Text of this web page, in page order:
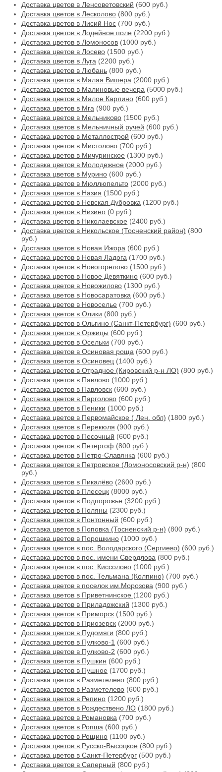
Доставка цветов в Ленсоветовский (600 руб.)
Доставка цветов в Лесколово (800 руб.)
Доставка цветов в Лисий Нос (700 руб.)
Доставка цветов в Лодейное поле (2200 руб.)
Доставка цветов в Ломоносов (1000 руб.)
Доставка цветов в Лосево (1500 руб.)
Доставка цветов в Луга (2200 руб.)
Доставка цветов в Любань (800 руб.)
Доставка цветов в Малая Вишера (2000 руб.)
Доставка цветов в Малиновые вечера (5000 руб.)
Доставка цветов в Малое Карлино (600 руб.)
Доставка цветов в Мга (900 руб.)
Доставка цветов в Мельниково (1500 руб.)
Доставка цветов в Мельничный ручей (600 руб.)
Доставка цветов в Металлострой (600 руб.)
Доставка цветов в Мистолово (700 руб.)
Доставка цветов в Мичуринское (1300 руб.)
Доставка цветов в Молодежное (2000 руб.)
Доставка цветов в Мурино (600 руб.)
Доставка цветов в Мюллюпельто (2000 руб.)
Доставка цветов в Назия (1500 руб.)
Доставка цветов в Невская Дубровка (1200 руб.)
Доставка цветов в Низино (0 руб.)
Доставка цветов в Николаевское (2400 руб.)
Доставка цветов в Никольское (Тосненский район) (800
руб.)
Доставка цветов в Новая Ижора (600 руб.)
Доставка цветов в Новая Ладога (1700 руб.)
Доставка цветов в Новогорелово (1500 руб.)
Доставка цветов в Новое Девяткино (600 руб.)
Доставка цветов в Новожилово (1300 руб.)
Доставка цветов в Новосаратовка (600 руб.)
Доставка цветов в Новоселье (700 руб.)
Доставка цветов в Олики (800 руб.)
Доставка цветов в Ольгино (Санкт-Петербург) (600 руб.)
Доставка цветов в Оржицы (600 руб.)
Доставка цветов в Осельки (700 руб.)
Доставка цветов в Осиновая роща (600 руб.)
Доставка цветов в Осиновец (1400 руб.)
Доставка цветов в Отрадное (Кировский р-н ЛО) (800 руб.)
Доставка цветов в Павлово (1000 руб.)
Доставка цветов в Павловск (600 руб.)
Доставка цветов в Парголово (600 руб.)
Доставка цветов в Пеники (1000 руб.)
Доставка цветов в Первомайское ( Лен. обл) (1800 руб.)
Доставка цветов в Перекюля (900 руб.)
Доставка цветов в Песочный (600 руб.)
Доставка цветов в Петергоф (800 руб.)
Доставка цветов в Петро-Славянка (600 руб.)
Доставка цветов в Петровское (Ломоносовский р-н) (800
руб.)
Доставка цветов в Пикалёво (2600 руб.)
Доставка цветов в Плесецк (8000 руб.)
Доставка цветов в Подпорожье (3200 руб.)
Доставка цветов в Поляны (2300 руб.)
Доставка цветов в Понтонный (600 руб.)
Доставка цветов в Поповка (Тосненский р-н) (800 руб.)
Доставка цветов в Порошкино (1000 руб.)
Доставка цветов в пос. Володарского (Сергиево) (600 руб.)
Доставка цветов в пос. имени Свердлова (800 руб.)
Доставка цветов в пос. Киссолово (1000 руб.)
Доставка цветов в пос. Тельмана (Колпино) (700 руб.)
Доставка цветов в поселок им.Морозова (900 руб.)
Доставка цветов в Приветнинское (1200 руб.)
Доставка цветов в Приладожский (1300 руб.)
Доставка цветов в Приморск (1500 руб.)
Доставка цветов в Приозерск (2000 руб.)
Доставка цветов в Пудомяги (800 руб.)
Доставка цветов в Пулково-1 (600 руб.)
Доставка цветов в Пулково-2 (600 руб.)
Доставка цветов в Пушкин (600 руб.)
Доставка цветов в Пушное (1700 руб.)
Доставка цветов в Разметелево (800 руб.)
Доставка цветов в Разметелево (600 руб.)
Доставка цветов в Репино (1200 руб.)
Доставка цветов в Рождествено ЛО (1800 руб.)
Доставка цветов в Романовка (700 руб.)
Доставка цветов в Ропша (600 руб.)
Доставка цветов в Рощино (1100 руб.)
Доставка цветов в Русско-Высоцкое (800 руб.)
Доставка цветов в Санкт-Петербург (500 руб.)
Доставка цветов в Саперный (800 руб.)